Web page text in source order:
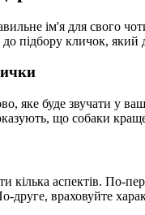
ім'я для свого
до підбору кличок,
яке буде звучати у
що собаки
кілька аспектів. По-
враховуйте